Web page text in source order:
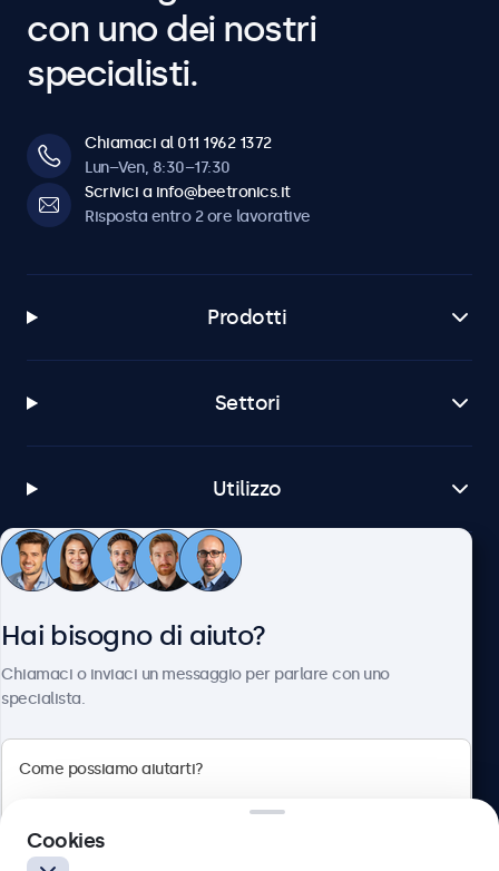
con uno dei nostri
specialisti.
Chiamaci al 011 1962 1372
Lun–Ven, 8:30–17:30
Scrivici a info@beetronics.it
Risposta entro 2 ore lavorative
Prodotti
Settori
Utilizzo
Servizio Clienti
Hai bisogno di aiuto?
Chiamaci o inviaci un messaggio per parlare con uno
specialista.
Cookies